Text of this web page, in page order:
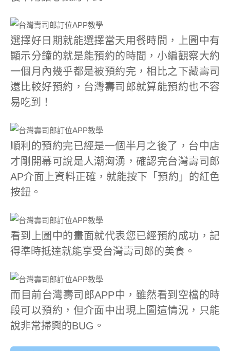
選擇好日期就能選擇當天用餐時間，上圖中有
顯示分鐘的就是能預約的時間，小編觀察大約
一個月內幾乎都是被預約完，相比之下藏壽司
還比較好預約，台灣壽司郎就算能預約也不容
易吃到！
順利的預約完已經是一個半月之後了，台中店
才剛開幕可說是人潮洶湧，確認完台灣壽司郎
AP介面上資料正確，就能按下「預約」的紅色
按鈕。
看到上圖中的畫面就代表您已經預約成功，記
得準時抵達就能享受台灣壽司郎的美食。
而目前台灣壽司郎APP中，雖然看到空檔的時
段可以預約，但介面中出現上圖這情況，只能
說非常掃興的BUG。